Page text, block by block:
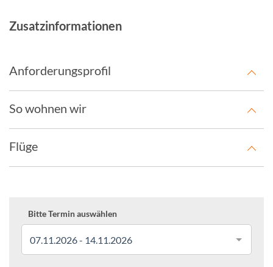
Zusatzinformationen
Anforderungsprofil
So wohnen wir
Flüge
Bitte Termin auswählen
07.11.2026 - 14.11.2026